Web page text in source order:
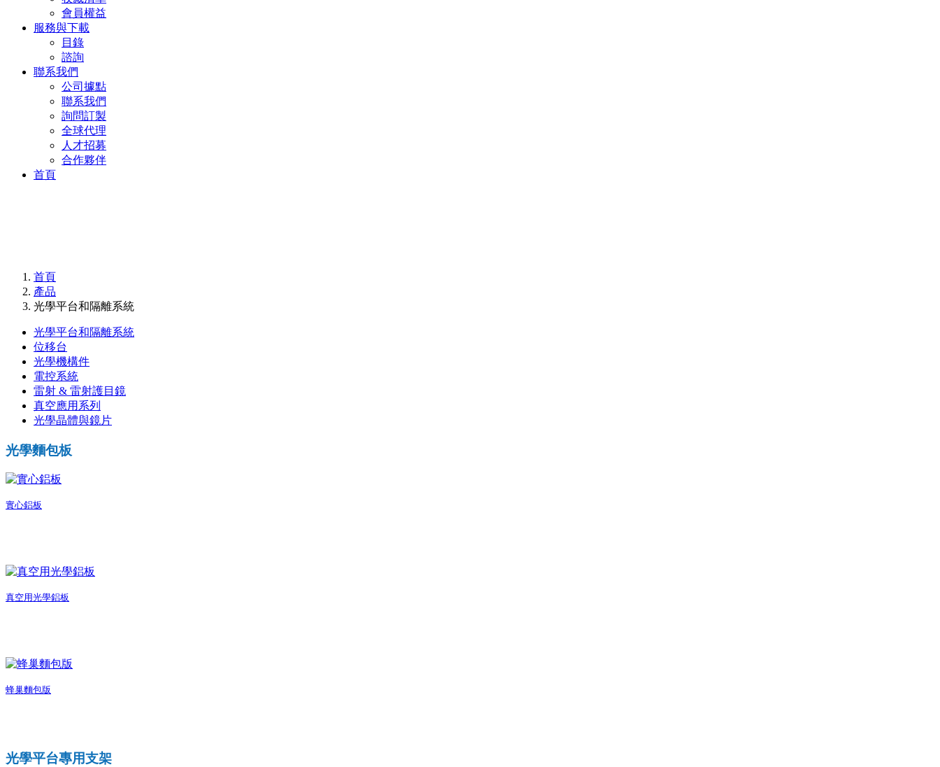
會員權益
服務與下載
目錄
諮詢
聯系我們
公司據點
聯系我們
詢問訂製
全球代理
人才招募
合作夥伴
首頁
首頁
產品
光學平台和隔離系統
光學平台和隔離系統
位移台
光學機構件
電控系統
雷射 & 雷射護目鏡
真空應用系列
光學晶體與鏡片
光學麵包板
實心鋁板
真空用光學鋁板
蜂巢麵包版
光學平台專用支架